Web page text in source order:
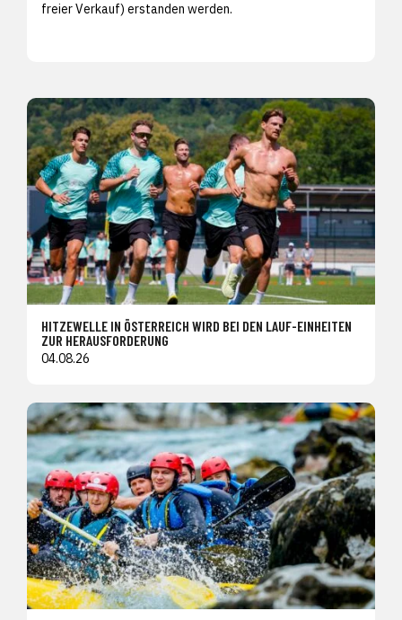
freier Verkauf) erstanden werden.
HITZEWELLE IN ÖSTERREICH WIRD BEI DEN LAUF-EINHEITEN
ZUR HERAUSFORDERUNG
04.08.26